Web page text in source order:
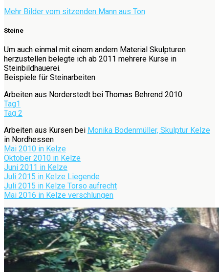
Mehr Bilder vom sitzenden Mann aus Ton
Steine
Um auch einmal mit einem andern Material Skulpturen
herzustellen belegte ich ab 2011 mehrere Kurse in
Steinbildhauerei.
Beispiele für Steinarbeiten
Arbeiten aus Norderstedt bei Thomas Behrend 2010
Tag1
Tag 2
Arbeiten aus Kursen bei Monika Bodenmüller, Skulptur Kelze
in Nordhessen
Mai 2010 in Kelze
Oktober 2010 in Kelze
Juni 2011 in Kelze
Juli 2015 in Kelze Liegende
Juli 2015 in Kelze Torso aufrecht
Mai 2016 in Kelze verschlungen